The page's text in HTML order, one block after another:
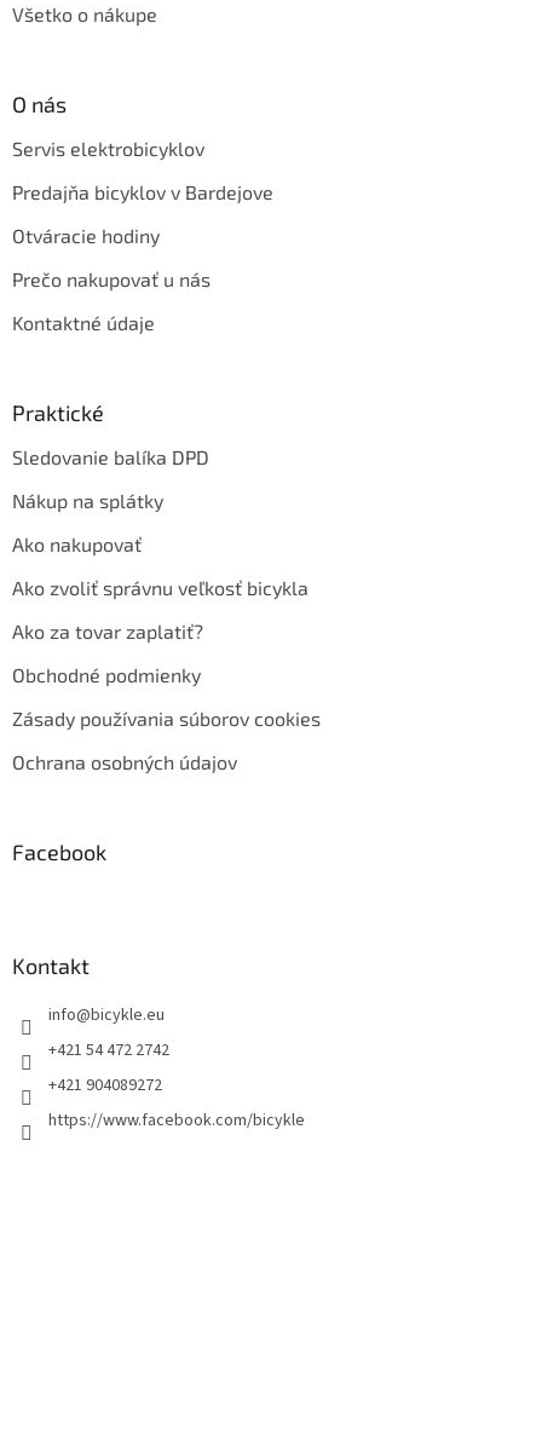
Všetko o nákupe
O nás
Servis elektrobicyklov
Predajňa bicyklov v Bardejove
Otváracie hodiny
Prečo nakupovať u nás
Kontaktné údaje
Praktické
Sledovanie balíka DPD
Nákup na splátky
Ako nakupovať
Ako zvoliť správnu veľkosť bicykla
Ako za tovar zaplatiť?
Obchodné podmienky
Zásady používania súborov cookies
Ochrana osobných údajov
Facebook
Kontakt
info@bicykle.eu
+421 54 472 2742
+421 904089272
https://www.facebook.com/bicykle